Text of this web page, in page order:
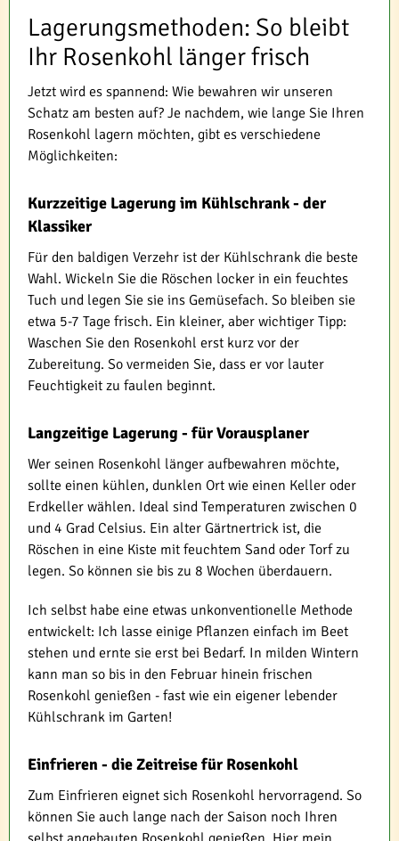
Lagerungsmethoden: So bleibt
Ihr Rosenkohl länger frisch
Jetzt wird es spannend: Wie bewahren wir unseren
Schatz am besten auf? Je nachdem, wie lange Sie Ihren
Rosenkohl lagern möchten, gibt es verschiedene
Möglichkeiten:
Kurzzeitige Lagerung im Kühlschrank - der
Klassiker
Für den baldigen Verzehr ist der Kühlschrank die beste
Wahl. Wickeln Sie die Röschen locker in ein feuchtes
Tuch und legen Sie sie ins Gemüsefach. So bleiben sie
etwa 5-7 Tage frisch. Ein kleiner, aber wichtiger Tipp:
Waschen Sie den Rosenkohl erst kurz vor der
Zubereitung. So vermeiden Sie, dass er vor lauter
Feuchtigkeit zu faulen beginnt.
Langzeitige Lagerung - für Vorausplaner
Wer seinen Rosenkohl länger aufbewahren möchte,
sollte einen kühlen, dunklen Ort wie einen Keller oder
Erdkeller wählen. Ideal sind Temperaturen zwischen 0
und 4 Grad Celsius. Ein alter Gärtnertrick ist, die
Röschen in eine Kiste mit feuchtem Sand oder Torf zu
legen. So können sie bis zu 8 Wochen überdauern.
Ich selbst habe eine etwas unkonventionelle Methode
entwickelt: Ich lasse einige Pflanzen einfach im Beet
stehen und ernte sie erst bei Bedarf. In milden Wintern
kann man so bis in den Februar hinein frischen
Rosenkohl genießen - fast wie ein eigener lebender
Kühlschrank im Garten!
Einfrieren - die Zeitreise für Rosenkohl
Zum Einfrieren eignet sich Rosenkohl hervorragend. So
können Sie auch lange nach der Saison noch Ihren